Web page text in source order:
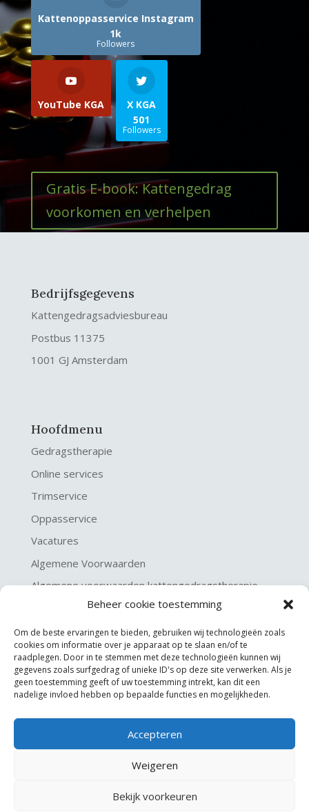
Beheer cookie toestemming
Om de beste ervaringen te bieden, gebruiken wij technologieën zoals
cookies om informatie over je apparaat op te slaan en/of te
raadplegen. Door in te stemmen met deze technologieën kunnen wij
gegevens zoals surfgedrag of unieke ID's op deze site verwerken. Als je
geen toestemming geeft of uw toestemming intrekt, kan dit een
nadelige invloed hebben op bepaalde functies en mogelijkheden.
Accepteren
Weigeren
Bekijk voorkeuren
Kattenoppasservice Instagram
1k
Followers
YouTube KGA
X KGA
501
Followers
Gratis E-book: Kattengedrag
voorkomen en verhelpen
Bedrijfsgegevens
Kattengedragsadviesbureau
Postbus 11375
1001 GJ Amsterdam
Hoofdmenu
Gedragstherapie
Online services
Trimservice
Oppasservice
Vacatures
Algemene Voorwaarden
Algemene voorwaarden kattengedragstherapie
Privacy verklaring
Disclaimer & Copyright
©KGA Kattengedragsadviesbureau
JoSiJo / Joost van Riel